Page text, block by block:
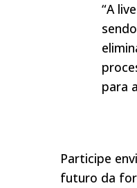
“A
para
Participe
futuro da